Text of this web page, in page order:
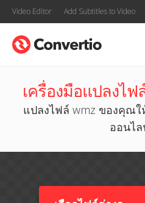
Video Editor Add Subtitles to Video
เครื่องมือแปลงไฟ
แปลงไฟล์ wmz ของคุณใ
ออนไ